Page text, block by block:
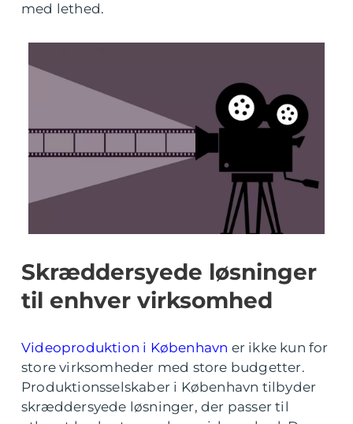
med lethed.
Skræddersyede løsninger
til enhver virksomhed
Videoproduktion i København er ikke kun for
store virksomheder med store budgetter.
Produktionsselskaber i København tilbyder
skræddersyede løsninger, der passer til